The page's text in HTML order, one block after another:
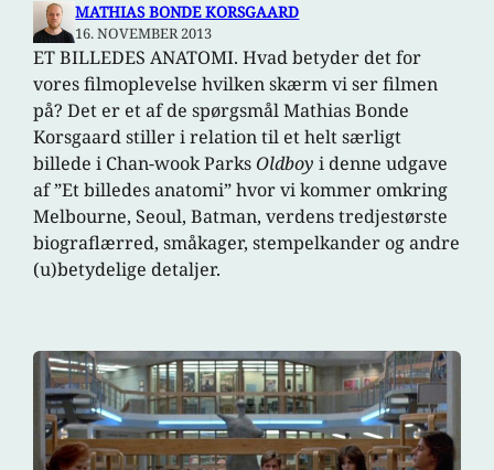
MATHIAS BONDE KORSGAARD
16. NOVEMBER 2013
ET BILLEDES ANATOMI. Hvad betyder det for
vores filmoplevelse hvilken skærm vi ser filmen
på? Det er et af de spørgsmål Mathias Bonde
Korsgaard stiller i relation til et helt særligt
billede i Chan-wook ParksOldboy i denne udgave
af ”Et billedes anatomi” hvor vi kommer omkring
Melbourne, Seoul, Batman, verdens tredjestørste
biograflærred, småkager, stempelkander og andre
(u)betydelige detaljer.